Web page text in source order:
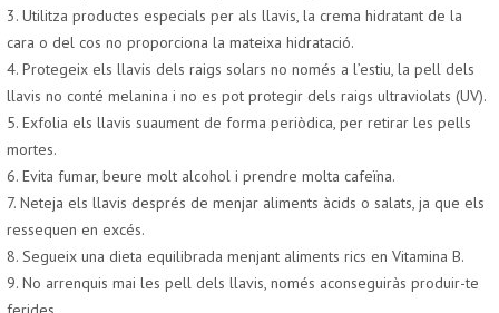
3. Utilitza productes especials per als llavis, la crema hidratant de la
cara o del cos no proporciona la mateixa hidratació.
4. Protegeix els llavis dels raigs solars no només a l’estiu, la pell dels
llavis no conté melanina i no es pot protegir dels raigs ultraviolats (UV).
5. Exfolia els llavis suaument de forma periòdica, per retirar les pells
mortes.
6. Evita fumar, beure molt alcohol i prendre molta cafeïna.
7. Neteja els llavis després de menjar aliments àcids o salats, ja que els
ressequen en excés.
8. Segueix una dieta equilibrada menjant aliments rics en Vitamina B.
9. No arrenquis mai les pell dels llavis, només aconseguiràs produir-te